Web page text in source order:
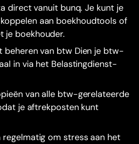
direct vanuit bunq. Je kunt je
aan boekhoudtools of
je boekhouder.
beheren van btw Dien je btw-
in via het Belastingdienst-
van alle btw-gerelateerde
je aftrekposten kunt
regelmatig om stress aan het